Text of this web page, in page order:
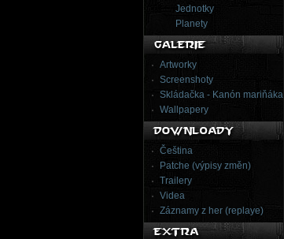
Jednotky
Planety
Artworky
Screenshoty
Skládačka - Kanón mariňáka
Wallpapery
Čeština
Patche (výpisy změn)
Trailery
Videa
Záznamy z her (replaye)